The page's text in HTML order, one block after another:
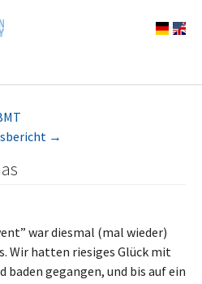
→
war diesmal (mal wieder)
Wir hatten riesiges Glück mit
baden gegangen, und bis auf ein